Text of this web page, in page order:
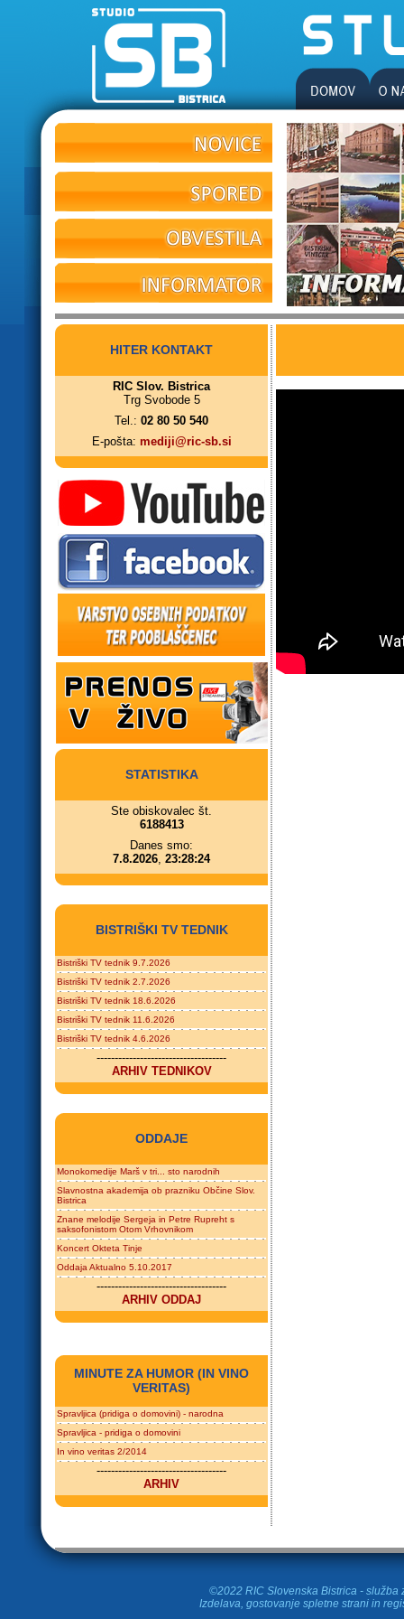
HITER KONTAKT
RIC Slov. Bistrica
Trg Svobode 5
Tel.: 02 80 50 540
E-pošta: mediji@ric-sb.si
STATISTIKA
Ste obiskovalec št.
6188413
Danes smo:
7.8.2026, 23:28:24
BISTRIŠKI TV TEDNIK
Bistriški TV tednik 9.7.2026
Bistriški TV tednik 2.7.2026
Bistriški TV tednik 18.6.2026
Bistriški TV tednik 11.6.2026
Bistriški TV tednik 4.6.2026
------------------------------------
ARHIV TEDNIKOV
ODDAJE
Monokomedije Marš v tri... sto narodnih
Slavnostna akademija ob prazniku Občine Slov.
Bistrica
Znane melodije Sergeja in Petre Rupreht s
saksofonistom Otom Vrhovnikom
Koncert Okteta Tinje
Oddaja Aktualno 5.10.2017
------------------------------------
ARHIV ODDAJ
MINUTE ZA HUMOR (IN VINO
VERITAS)
Spravljica (pridiga o domovini) - narodna
Spravljica - pridiga o domovini
In vino veritas 2/2014
------------------------------------
ARHIV
©2022 RIC Slovenska Bistrica - služba
Izdelava, gostovanje spletne strani in